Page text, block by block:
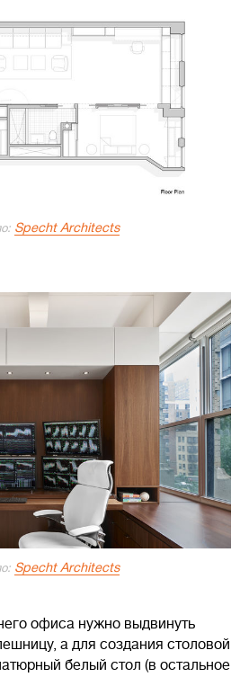
Specht Architects
Specht Architects
офиса нужно выдвинуть
а для создания столовой
белый стол (в остальное